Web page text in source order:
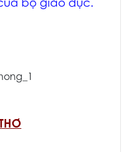
bộ giáo dục.